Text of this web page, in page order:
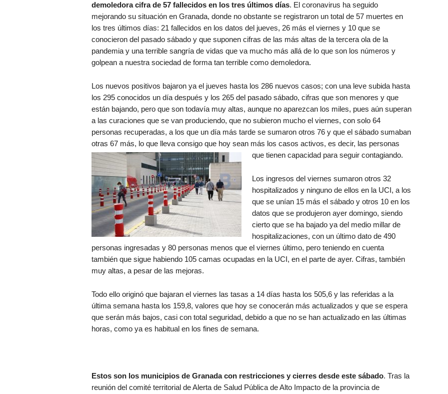
demoledora cifra de 57 fallecidos en los tres últimos días. El coronavirus ha seguido
mejorando su situación en Granada, donde no obstante se registraron un total de 57 muertes en
los tres últimos días: 21 fallecidos en los datos del jueves, 26 más el viernes y 10 que se
conocieron del pasado sábado y que suponen cifras de las más altas de la tercera ola de la
pandemia y una terrible sangría de vidas que va mucho más allá de lo que son los números y
golpean a nuestra sociedad de forma tan terrible como demoledora.
Los nuevos positivos bajaron ya el jueves hasta los 286 nuevos casos; con una leve subida hasta
los 295 conocidos un día después y los 265 del pasado sábado, cifras que son menores y que
están bajando, pero que son todavía muy altas, aunque no aparezcan los miles, pues aún superan
a las curaciones que se van produciendo, que no subieron mucho el viernes, con solo 64
personas recuperadas, a los que un día más tarde se sumaron otros 76 y que el sábado sumaban
otras 67 más, lo que lleva consigo que hoy sean más los casos activos, es decir, las personas
que tienen capacidad para seguir contagiando.
Los ingresos del viernes sumaron otros 32
hospitalizados y ninguno de ellos en la UCI, a los
que se unían 15 más el sábado y otros 10 en los
datos que se produjeron ayer domingo, siendo
cierto que se ha bajado ya del medio millar de
hospitalizaciones, con un último dato de 490
personas ingresadas y 80 personas menos que el viernes último, pero teniendo en cuenta
también que sigue habiendo 105 camas ocupadas en la UCI, en el parte de ayer. Cifras, también
muy altas, a pesar de las mejoras.
Todo ello originó que bajaran el viernes las tasas a 14 días hasta los 505,6 y las referidas a la
última semana hasta los 159,8, valores que hoy se conocerán más actualizados y que se espera
que serán más bajos, casi con total seguridad, debido a que no se han actualizado en las últimas
horas, como ya es habitual en los fines de semana.
Estos son los municipios de Granada con restricciones y cierres desde este sábado. Tras la
reunión del comité territorial de Alerta de Salud Pública de Alto Impacto de la provincia de